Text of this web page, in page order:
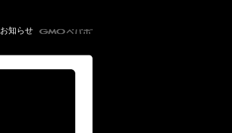
お知らせ